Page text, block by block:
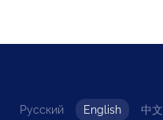
Русский English 中文